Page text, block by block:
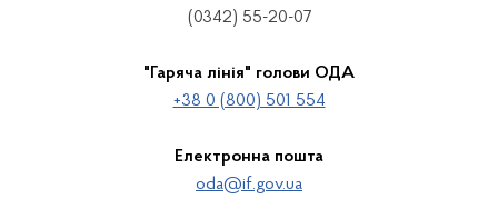
(0342) 55-20-07
"Гаряча лінія" голови ОДА
+38 0 (800) 501 554
Електронна пошта
oda@if.gov.ua